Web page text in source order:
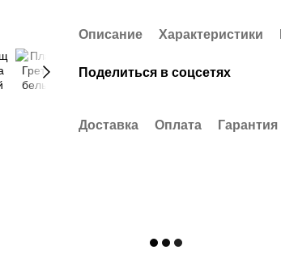
Описание Характеристики
Поделиться в соцсетях
Доставка Оплата Гарантия